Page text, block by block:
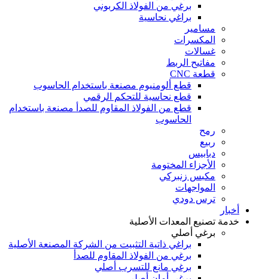
برغي من الفولاذ الكربوني
براغي نحاسية
مسامير
المكسرات
غسالات
مفاتيح الربط
قطعة CNC
قطع ألومنيوم مصنعة باستخدام الحاسوب
قطع نحاسية للتحكم الرقمي
قطع من الفولاذ المقاوم للصدأ مصنعة باستخدام
الحاسوب
رمح
ربيع
دبابيس
الأجزاء المختومة
مكبس زنبركي
المواجهات
ترس دودي
أخبار
خدمة تصنيع المعدات الأصلية
برغي أصلي
براغي ذاتية التثبيت من الشركة المصنعة الأصلية
برغي من الفولاذ المقاوم للصدأ
برغي مانع للتسرب أصلي